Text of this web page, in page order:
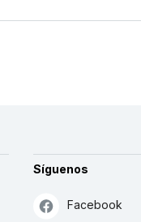
Síguenos
Facebook